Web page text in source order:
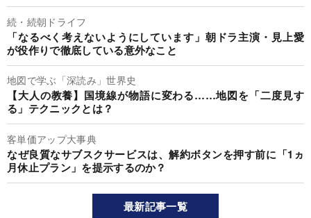
続・続朝ドライフ
「なるべく考えないようにしています」朝ドラ主演・見上愛
が役作りで徹底している意外なこと
地図で学ぶ「深読み」世界史
【大人の教養】国境線が物語に変わる……地図を「二度見す
る」テクニックとは？
客単価アップ大事典
なぜ良質なサブスクサービスは、解約ボタンを押す前に「1ヵ
月休止プラン」を提示するのか？
最新記事一覧